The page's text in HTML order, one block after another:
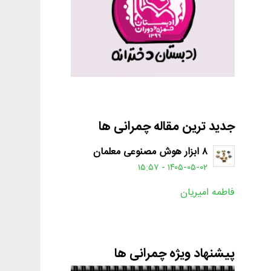
جدید ترین مقاله چمرانی ها
۸ ابزار هوش مصنوعی معلمان
۱۴۰۵-۰۵-۰۲ - ۱۵:۵۷
فاطمه امیریان
پیشنهاد ویژه چمرانی ها